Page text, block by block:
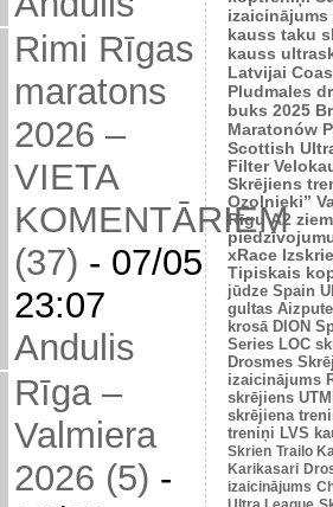
Rimi Rīgas
maratons
2026 –
VIETA
KOMENTĀRIEM
(37) - 07/05
23:07
Andulis
Rīga –
Valmiera
2026 (5) -
izaicinājums
kauss taku
kauss
Latvijai
Pludmales
buks 2025
Maratonów
Scottish
Filter
Skrējiens
Ozolnieki”
Rīgu A2
xRace
Tipiskais
jūdze Spain
gultas
krosā DION
Series LOC
Drosmes
izaicinājums
skrējiens
skrējiena
treniņi LVS
Skrien Trailo
Karikasari
izaicinājums